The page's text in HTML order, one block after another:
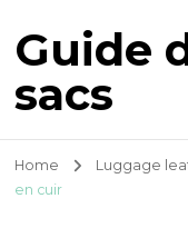
Guide
sacs
Home Luggage
en cuir